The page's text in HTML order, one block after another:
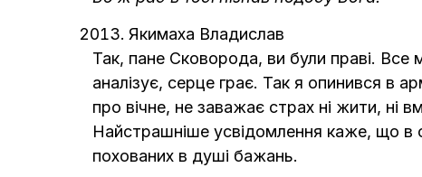
Якимаха Владислав
Так, пане Сковорода, ви були праві.
аналізує, серце грає. Так я опинився в
про вічне, не заважає страх ні жити, ні
Найстрашніше усвідомлення каже, що в
похованих в душі бажань.